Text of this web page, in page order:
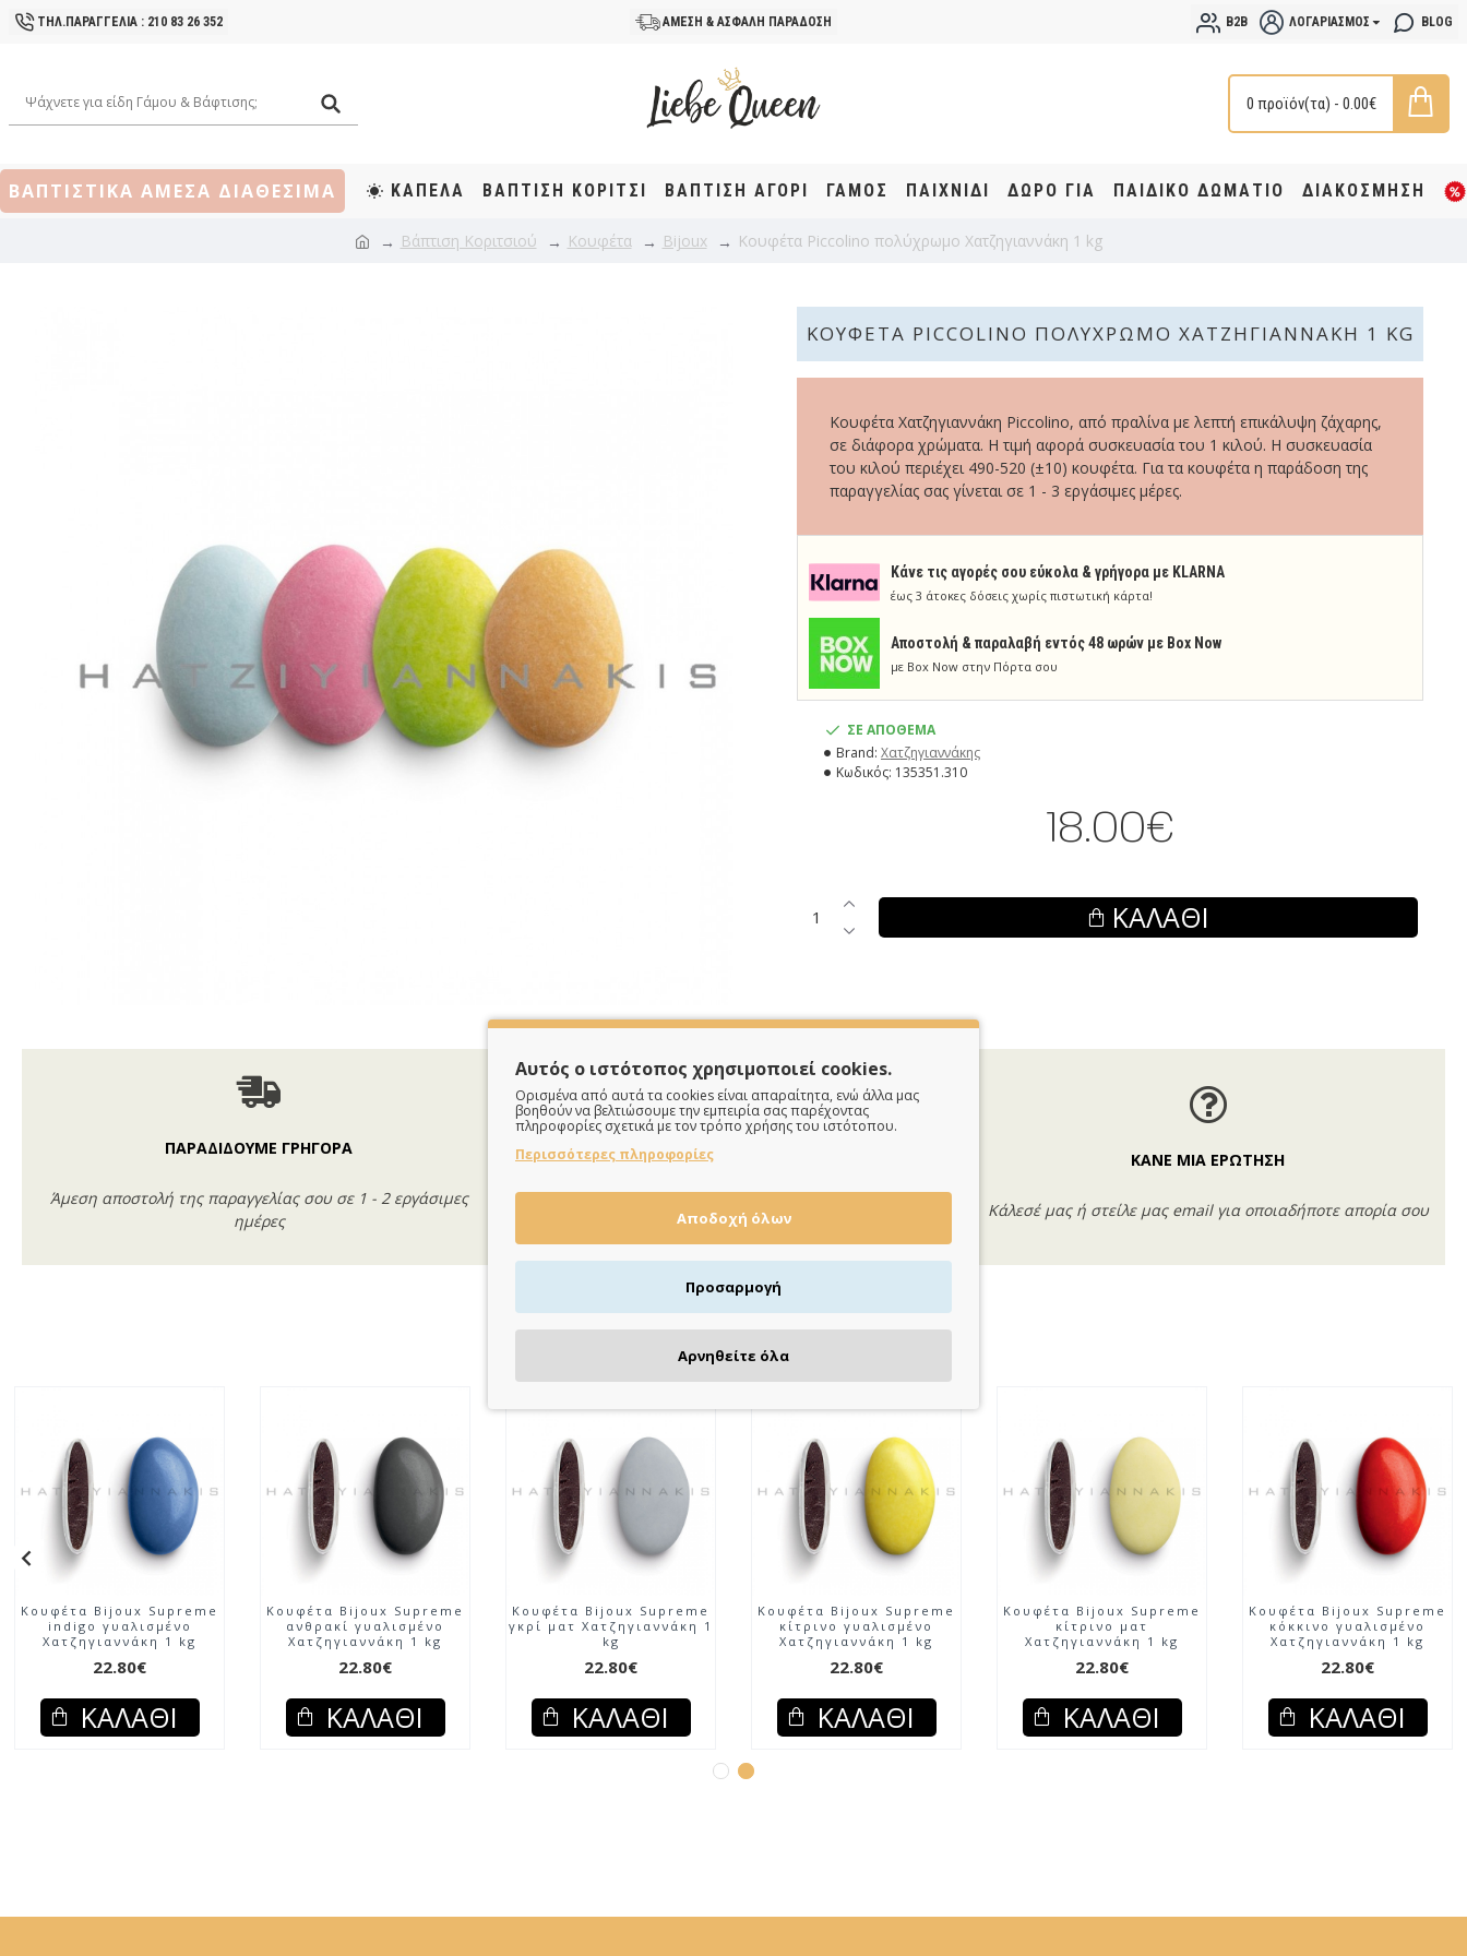
ΤΗΛ.ΠΑΡΑΓΓΕΛΙΑ : 210 83 26 352 ΑΜΕΣΗ & ΑΣΦΑΛΗ ΠΑΡΑΔΟΣΗ B2B ΛΟΓΑΡΙΑΣΜΌΣ BLOG
0 προϊόν(τα) - 0.00€
ΒΑΠΤΙΣΤΙΚΑ ΑΜΕΣΑ ΔΙΑΘΕΣΙΜΑ ΚΑΠΕΛΑ ΒΆΠΤΙΣΗ KOΡΊΤΣΙ ΒΆΠΤΙΣΗ ΑΓΌΡΙ ΓΑΜΟΣ ΠΑΙΧΝΙΔΙ ΔΩΡΟ ΓΙΑ ΠΑΙΔΙΚΟ ΔΩΜΑΤΙΟ ΔΙΑΚΟΣΜΗΣΗ
Βάπτιση Κοριτσιού Κουφέτα Bijoux Κουφέτα Piccolino πολύχρωμο Χατζηγιαννάκη 1 kg
ΚΟΥΦΈΤΑ PICCOLINO ΠΟΛΎΧΡΩΜΟ ΧΑΤΖΗΓΙΑΝΝΆΚΗ 1 KG
Κάνε τις αγορές σου εύκολα & γρήγορα με KLARNA
έως 3 άτοκες δόσεις χωρίς πιστωτική κάρτα!
Aποστολή & παραλαβή εντός 48 ωρών με Box Now
με Box Now στην Πόρτα σου
Κουφέτα Χατζηγιαννάκη Piccolino, από πραλίνα με λεπτή επικάλυψη ζάχαρης,
σε διάφορα χρώματα. Η τιμή αφορά συσκευασία του 1 κιλού. Η συσκευασία
του κιλού περιέχει 490-520 (±10) κουφέτα. Για τα κουφέτα η παράδοση της
παραγγελίας σας γίνεται σε 1 - 3 εργάσιμες μέρες.
ΣΕ ΑΠΟΘΕΜΑ
Brand: Χατζηγιαννάκης
Κωδικός: 135351.310
18.00€
ΚΑΛΆΘΙ
ΠΑΡΑΔΙΔΟΥΜΕ ΓΡΗΓΟΡΑ
Άμεση αποστολή της παραγγελίας σου σε 1 - 2 εργάσιμες
ημέρες
ΠΛΗΡΩΝΕΙΣ ΟΠΩΣ ΘΕΣ
Πιστωτική/χρεωστική κάρτα, αντικαταβολή ή κατάθεση
ΚΑΝΕ ΜΙΑ ΕΡΩΤΗΣΗ
Κάλεσέ μας ή στείλε μας email για οποιαδήποτε απορία σου
Κουφέτα Bijoux Supreme
indigo γυαλισμένο
Χατζηγιαννάκη 1 kg
22.80€
ΚΑΛΆΘΙ
Κουφέτα Bijoux Supreme
ανθρακί γυαλισμένο
Χατζηγιαννάκη 1 kg
22.80€
ΚΑΛΆΘΙ
Κουφέτα Bijoux Supreme
γκρί ματ Χατζηγιαννάκη 1
kg
22.80€
ΚΑΛΆΘΙ
Κουφέτα Bijoux Supreme
κίτρινο γυαλισμένο
Χατζηγιαννάκη 1 kg
22.80€
ΚΑΛΆΘΙ
Κουφέτα Bijoux Supreme
κίτρινο ματ
Χατζηγιαννάκη 1 kg
22.80€
ΚΑΛΆΘΙ
Κουφέτα Bijoux Supreme
κόκκινο γυαλισμένο
Χατζηγιαννάκη 1 kg
22.80€
ΚΑΛΆΘΙ
Αυτός ο ιστότοπος χρησιμοποιεί cookies.
Ορισμένα από αυτά τα cookies είναι απαραίτητα, ενώ άλλα μας
βοηθούν να βελτιώσουμε την εμπειρία σας παρέχοντας
πληροφορίες σχετικά με τον τρόπο χρήσης του ιστότοπου.
Περισσότερες πληροφορίες
Αποδοχή όλων
Προσαρμογή
Αρνηθείτε όλα